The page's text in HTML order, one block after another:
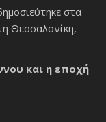
στα
Θεσσαλονίκη,
και η εποχή